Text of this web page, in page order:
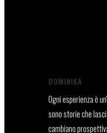
DOMINIKA
Ogni esperienza è
sono storie che
cambiano